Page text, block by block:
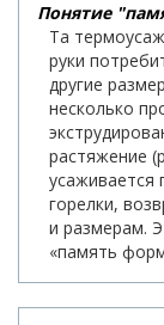
Понятие
Та
руки
другие
несколько
растяжение
горелки,
и размерам.
«память